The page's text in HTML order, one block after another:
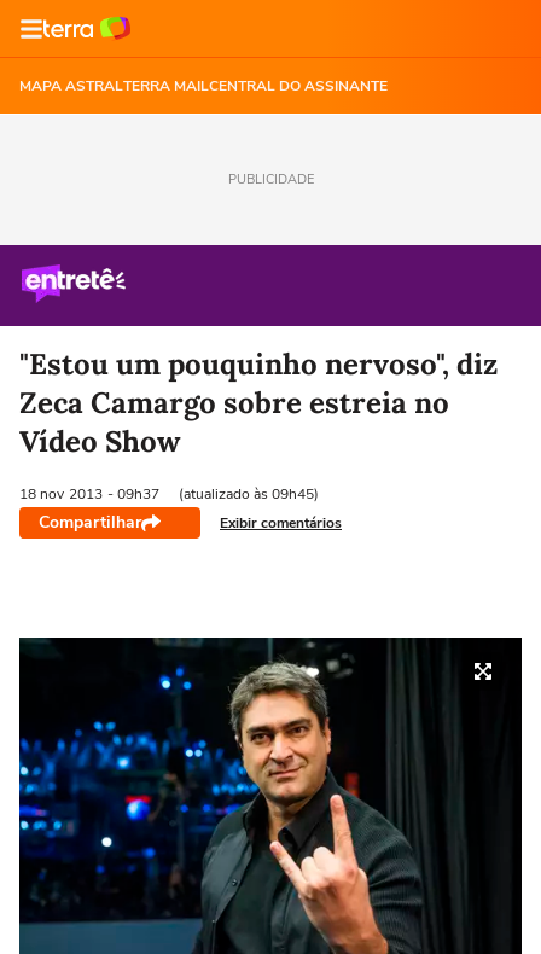
MAPA ASTRALTERRA MAILCENTRAL DO ASSINANTE
PUBLICIDADE
"Estou um pouquinho nervoso", diz
Zeca Camargo sobre estreia no
Vídeo Show
18 nov 2013 - 09h37 (atualizado às 09h45)
Compartilhar Exibir comentários